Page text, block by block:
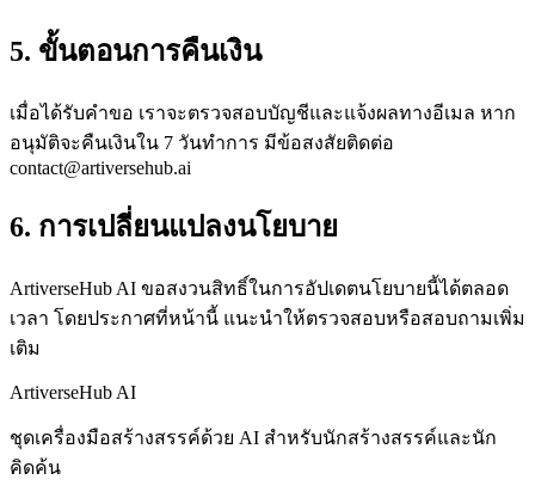
5. ขั้นตอนการคืนเงิน
เมื่อได้รับคำขอ เราจะตรวจสอบบัญชีและแจ้งผลทางอีเมล หาก
อนุมัติจะคืนเงินใน 7 วันทำการ มีข้อสงสัยติดต่อ
contact@artiversehub.ai
6. การเปลี่ยนแปลงนโยบาย
ArtiverseHub AI ขอสงวนสิทธิ์ในการอัปเดตนโยบายนี้ได้ตลอด
เวลา โดยประกาศที่หน้านี้ แนะนำให้ตรวจสอบหรือสอบถามเพิ่ม
เติม
ArtiverseHub AI
ชุดเครื่องมือสร้างสรรค์ด้วย AI สำหรับนักสร้างสรรค์และนัก
คิดค้น